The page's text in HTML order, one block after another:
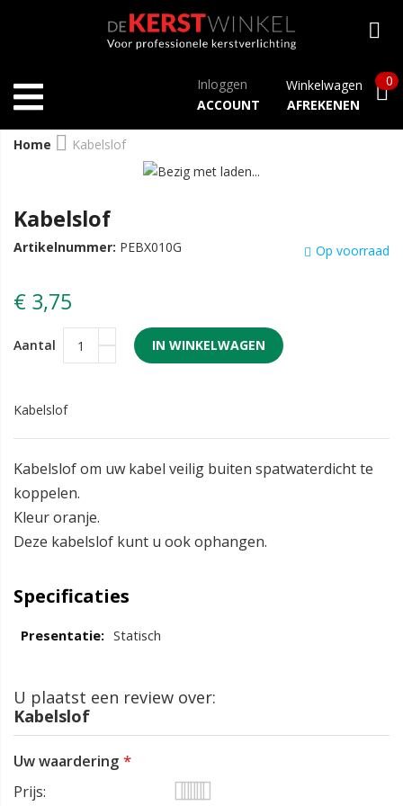
Inloggen
ACCOUNT
Winkelwagen
AFREKENEN
0
Home Kabelslof
Kabelslof
Op voorraad
Artikelnummer: PEBX010G
€ 3,75
Aantal IN WINKELWAGEN
Kabelslof
Kabelslof om uw kabel veilig buiten spatwaterdicht te
koppelen.
Kleur oranje.
Deze kabelslof kunt u ook ophangen.
Specificaties
Statisch
U plaatst een review over:
Kabelslof
Uw waardering
Prijs